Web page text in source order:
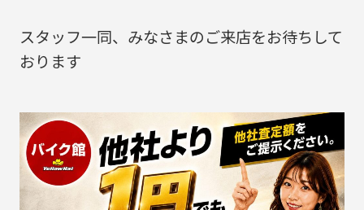
スタッフ一同、みなさまのご来店をお待ちして
おります